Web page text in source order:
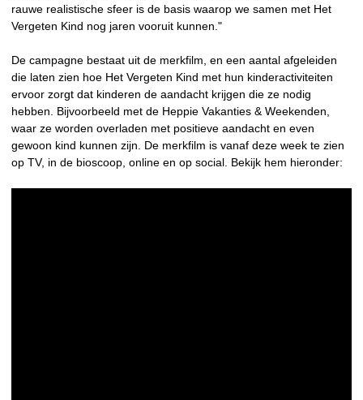
rauwe realistische sfeer is de basis waarop we samen met Het
Vergeten Kind nog jaren vooruit kunnen."
De campagne bestaat uit de merkfilm, en een aantal afgeleiden
die laten zien hoe Het Vergeten Kind met hun kinderactiviteiten
ervoor zorgt dat kinderen de aandacht krijgen die ze nodig
hebben. Bijvoorbeeld met de Heppie Vakanties & Weekenden,
waar ze worden overladen met positieve aandacht en even
gewoon kind kunnen zijn. De merkfilm is vanaf deze week te zien
op TV, in de bioscoop, online en op social. Bekijk hem hieronder: